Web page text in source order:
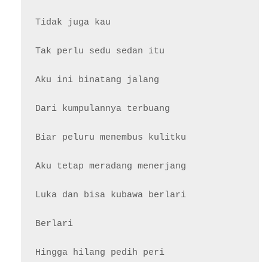
Tidak juga kau
Tak perlu sedu sedan itu
Aku ini binatang jalang
Dari kumpulannya terbuang
Biar peluru menembus kulitku
Aku tetap meradang menerjang
Luka dan bisa kubawa berlari
Berlari
Hingga hilang pedih peri